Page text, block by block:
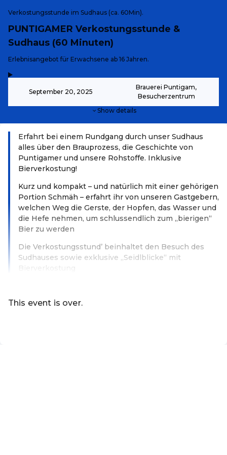
Verkostungsstunde im Sudhaus (ca. 60Min).
PUNTIGAMER Verkostungsstunde &
Sudhaus (60 Minuten)
-
Erlebnisangebot für Erwachsene ab 16 Jahren.
September 20, 2025
Brauerei Puntigam,
Besucherzentrum
Show details
Erfahrt bei einem Rundgang durch unser Sudhaus
alles über den Brauprozess, die Geschichte von
Puntigamer und unsere Rohstoffe. Inklusive
Bierverkostung!
Kurz und kompakt – und natürlich mit einer gehörigen
Portion Schmäh – erfahrt ihr von unseren Gastgebern,
welchen Weg die Gerste, der Hopfen, das Wasser und
die Hefe nehmen, um schlussendlich zum „bierigen“
Bier zu werden
Die Verkostungsstund’ beinhaltet den Besuch des
Sudhauses sowie exklusive „Seidlblicke“ mit
Bierverkostung
This event is over.